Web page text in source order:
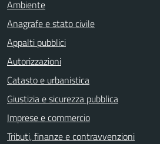
Ambiente
Anagrafe e stato civile
Appalti pubblici
Autorizzazioni
Catasto e urbanistica
Giustizia e sicurezza pubblica
Imprese e commercio
Tributi, finanze e contravvenzioni